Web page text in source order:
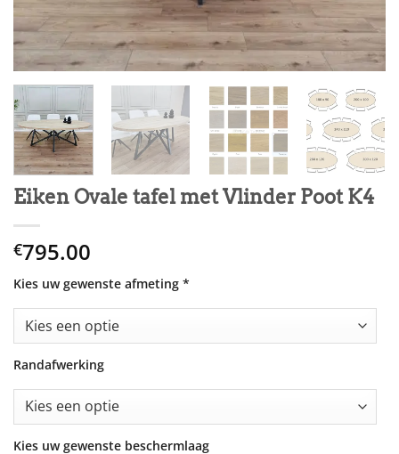
Eiken Ovale tafel met Vlinder Poot K4
€795.00
Kies uw gewenste afmeting *
Randafwerking
Kies uw gewenste beschermlaag